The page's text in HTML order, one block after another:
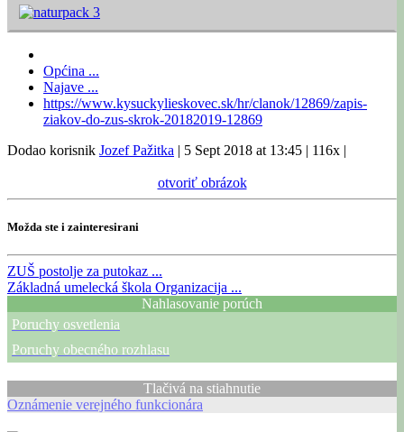
Općina ...
Najave ...
https://www.kysuckylieskovec.sk/hr/clanok/12869/zapis-
ziakov-do-zus-skrok-20182019-12869
Dodao korisnik Jozef Pažitka | 5 Sept 2018 at 13:45 | 116x |
otvoriť obrázok
Možda ste i zainteresirani
ZUŠ postolje za putokaz ...
Základná umelecká škola Organizacija ...
Nahlasovanie porúch
Poruchy osvetlenia
Poruchy obecného rozhlasu
Tlačivá na stiahnutie
Oznámenie verejného funkcionára